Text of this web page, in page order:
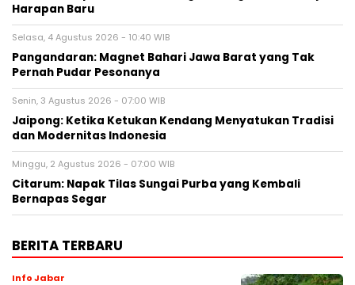
Harapan Baru
Selasa, 4 Agustus 2026 - 10:40 WIB
Pangandaran: Magnet Bahari Jawa Barat yang Tak
Pernah Pudar Pesonanya
Senin, 3 Agustus 2026 - 07:00 WIB
Jaipong: Ketika Ketukan Kendang Menyatukan Tradisi
dan Modernitas Indonesia
Minggu, 2 Agustus 2026 - 07:00 WIB
Citarum: Napak Tilas Sungai Purba yang Kembali
Bernapas Segar
BERITA TERBARU
Info Jabar